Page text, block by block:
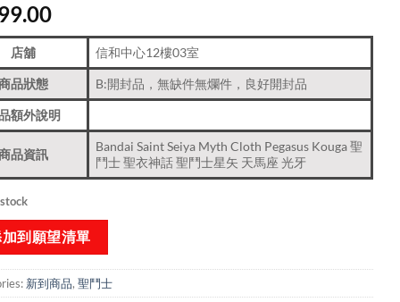
店舖 信和中心12樓03室
品狀態 B:開封品，無缺件無爛件，良好開封品
額外說明
品資訊
Bandai Saint Seiya Myth Cloth Pegasus Kouga 聖
鬥士 聖衣神話 聖鬥士星矢 天馬座 光牙
到願望清單
新到商品​, 聖鬥士